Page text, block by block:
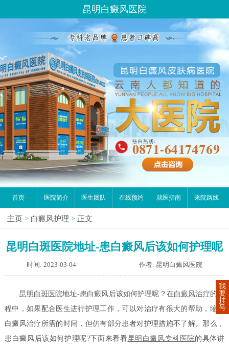
昆明白癜风医院
首页 医院简介 医生团队 在线预约 就医指南 来院路线
主页 > 白癜风护理 > 正文
昆明白斑医院地址-患白癜风后该如何护理呢
时间: 2023-03-04 作者: 昆明白癜风医院
昆明白斑医院地址-患白癜风后该如何护理呢？在白癜风治疗的过
程中，如果配合医生进行护理工作，可以对治疗有很大的帮助，缩短
白癜风治疗所需的时间，但仍有部分患者对护理措施不了解。那么，
患白癜风后该如何护理呢?下面来看看昆明白癜风专科医院的具体讲
我
要
挂
号